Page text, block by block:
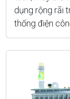
dụng rộng rãi
thống điện